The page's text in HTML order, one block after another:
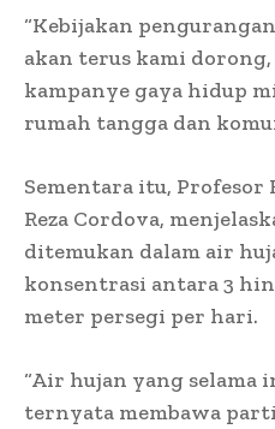
“Kebijakan
akan terus kami
kampanye gaya hidup
rumah tangga dan
Sementara itu, Profesor
Reza Cordova,
ditemukan dalam air
konsentrasi antara 3
meter persegi per hari.
“Air hujan yang selama
ternyata membawa